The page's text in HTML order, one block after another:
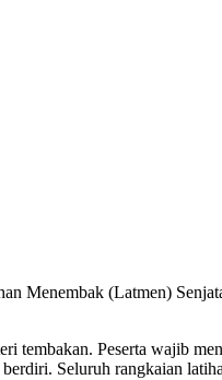
Menembak (Latmen)
tembakan. Peserta wajib
Seluruh rangkaian